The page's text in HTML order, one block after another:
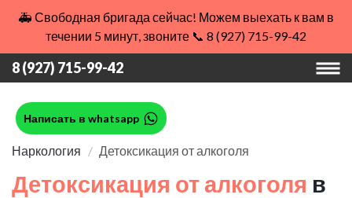
🚑 Свободная бригада сейчас! Можем выехать к вам в
течении 5 минут, звоните 📞 8 (927) 715-99-42
8 (927) 715-99-42
Написать в whatsapp
Наркология Детоксикация от алкоголя
Детоксикация от алкоголя в